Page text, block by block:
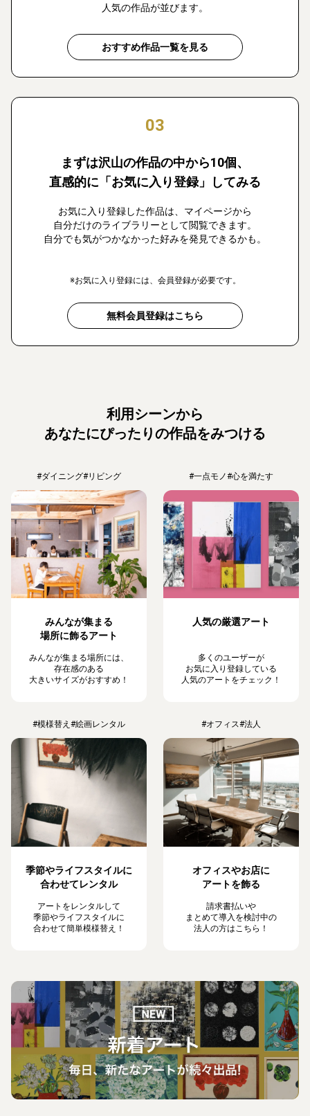
人気の作品が並びます。
おすすめ作品一覧を見る
03
まずは沢山の作品の中から10個、
直感的に「お気に入り登録」してみる
お気に入り登録した作品は、マイページから
自分だけのライブラリーとして閲覧できます。
自分でも気がつかなかった好みを発見できるかも。
※お気に入り登録には、会員登録が必要です。
無料会員登録はこちら
利用シーンから
あなたにぴったりの作品をみつける
#ダイニング#リビング
みんなが集まる
場所に飾るアート
みんなが集まる場所には、
存在感のある
大きいサイズがおすすめ！
#一点モノ#心を満たす
人気の厳選アート
多くのユーザーが
お気に入り登録している
人気のアートをチェック！
#模様替え #絵画レンタル
季節やライフスタイルに
合わせてレンタル
アートをレンタルして
季節やライフスタイルに
合わせて簡単模様替え！
#オフィス#法人
オフィスやお店に
アートを飾る
請求書払いや
まとめて導入を検討中の
法人の方はこちら！